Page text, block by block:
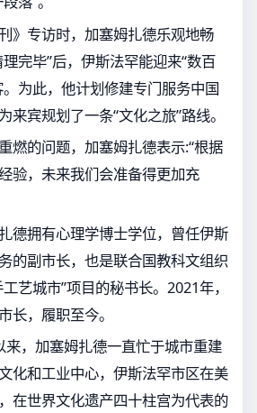
》专访时，加塞姆扎德乐观地畅
完毕”后，伊斯法罕能迎来“数百
为此，他计划修建专门服务中国
来宾规划了一条“文化之旅”路线。
燃的问题，加塞姆扎德表示:“根据
验，未来我们会准备得更加充
德拥有心理学博士学位，曾任伊斯
的副市长，也是联合国教科文组织
艺城市”项目的秘书长。2021年，
长，履职至今。
来，加塞姆扎德一直忙于城市重建
化和工业中心，伊斯法罕市区在美
在世界文化遗产四十柱宫为代表的